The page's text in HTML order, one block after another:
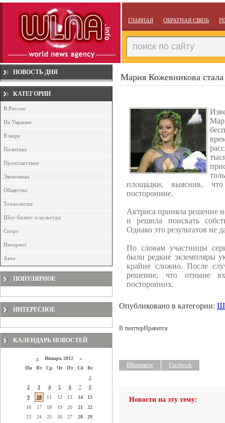
ГЛАВНАЯ ОБРАТНАЯ СВЯЗЬ
НОВОСТЬ ДНЯ
КАТЕГОРИИ
В России
На Украине
В мире
Политика
Происшествия
Экономика
Общество
Технологии
Шоу-бизнес и культура
Спорт
Интернет
Авто
ПОПУЛЯРНОЕ
ИНТЕРЕСНОЕ
КАЛЕНДАРЬ НОВОСТЕЙ
«Январь 2012 »
Пн
Вт Ср Чт Пт Сб
Вс
1
2
3 4 5 6 7
8
9
10 11 12 13 14
15
16
17 18 19 20 21
22
23
24 25 26 27 28
29
Мария Кожевникова
площадки, выяснив,
посторонние.
Актриса приняла решение
и решила поискать
Однако это результатов не
По словам участницы
были редкие экземпляры
крайне сложно. После
решение, что отныне
посторонних.
Опубликовано в категории:
В твиттерНравится
ВКонтакте Facebook
Новости на эту тему: